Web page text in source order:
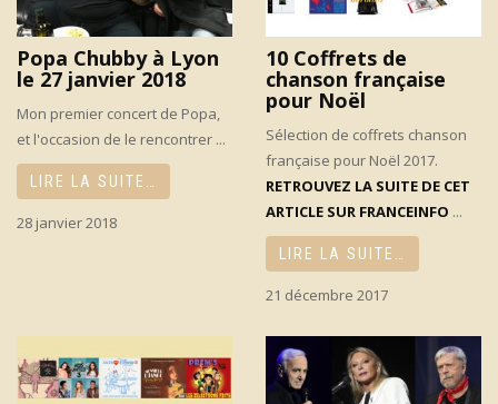
Popa Chubby à Lyon
le 27 janvier 2018
Mon premier concert de Popa,
et l'occasion de le rencontrer ...
LIRE LA SUITE…
28 janvier 2018
10 Coffrets de
chanson française
pour Noël
Sélection de coffrets chanson
française pour Noël 2017.
RETROUVEZ LA SUITE DE CET
ARTICLE SUR FRANCEINFO ...
LIRE LA SUITE…
21 décembre 2017